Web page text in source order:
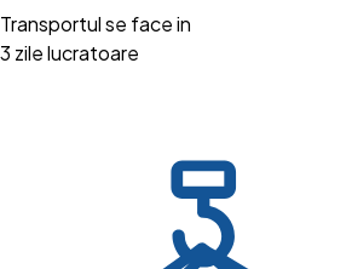
Transportul se face in
3 zile lucratoare